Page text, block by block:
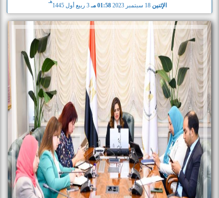
الإثنين 01:58 مـ 3 ربيع أول 1445